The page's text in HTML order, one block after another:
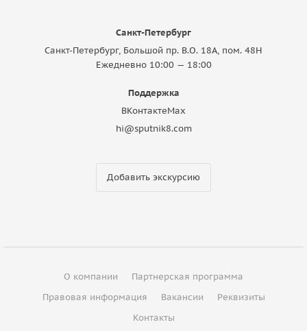
Санкт-Петербург
Санкт-Петербург, Большой пр. В.О. 18A, пом. 48Н
Ежедневно 10:00 — 18:00
Поддержка
ВКонтактеMax
hi@sputnik8.com
Добавить экскурсию
О компании
Партнерская программа
Правовая информация
Вакансии
Реквизиты
Контакты